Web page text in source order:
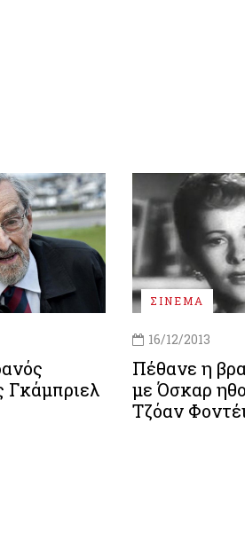
Γκάμπριελ
ΣΙΝΕΜΑ
16/12/2013
Πέθανε η
με Όσκαρ
Τζόαν